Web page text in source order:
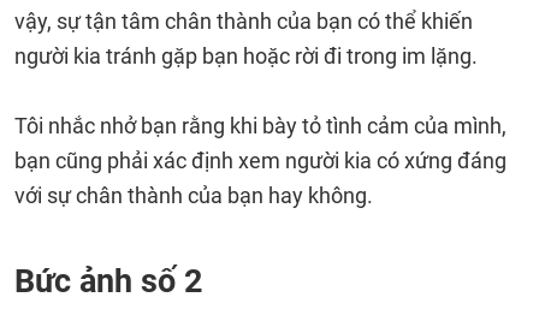
vậy, sự tận tâm chân thành của bạn có thể khiến
người kia tránh gặp bạn hoặc rời đi trong im lặng.
Tôi nhắc nhở bạn rằng khi bày tỏ tình cảm của mình,
bạn cũng phải xác định xem người kia có xứng đáng
với sự chân thành của bạn hay không.
Bức ảnh số 2